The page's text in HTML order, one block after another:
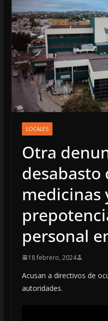
LOCALES
Otra
desabasto
medicinas
personal
18 febrero, 2024
Acusan a directivos de
autoridades.